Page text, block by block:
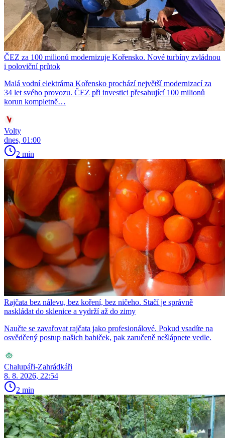
ČEZ za 100 milionů modernizuje Kořensko. Nové turbíny zvládnou
i poloviční průtok
Malá vodní elektrárna Kořensko prochází největší modernizací za
34 let svého provozu. ČEZ při investici přesahující 100 milionů
korun kompletně…
Volty
dnes, 01:00
2 min
Rajčata bez nálevu, bez koření, bez ničeho. Stačí je správně
naskládat do sklenice a vydrží až do zimy
Naučte se zavařovat rajčata jako profesionálové. Pokud vsadíte na
osvědčený postup našich babiček, pak zaručeně nešlápnete vedle.
Chalupáři-Zahrádkáři
8. 8. 2026, 22:54
2 min